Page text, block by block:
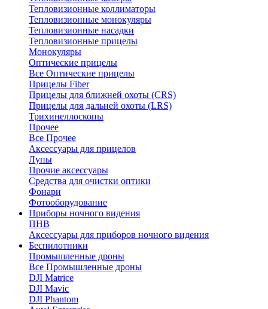
Тепловизионные коллиматоры
Тепловизионные монокуляры
Тепловизионные насадки
Тепловизионные прицелы
Монокуляры
Оптические прицелы
Все Оптические прицелы
Прицелы Fiber
Прицелы для ближней охоты (CRS)
Прицелы для дальней охоты (LRS)
Трихинеллоскопы
Прочее
Все Прочее
Аксессуары для прицелов
Лупы
Прочие аксессуары
Средства для очистки оптики
Фонари
Фотооборудование
Приборы ночного видения
ПНВ
Аксессуары для приборов ночного видения
Беспилотники
Промышленные дроны
Все Промышленные дроны
DJI Matrice
DJI Mavic
DJI Phantom